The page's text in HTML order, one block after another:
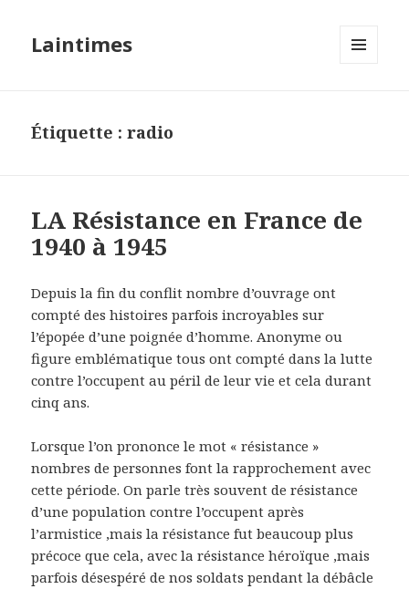
Laintimes
Étiquette :radio
LA Résistance en France de
1940 à 1945
Depuis la fin du conflit nombre d’ouvrage ont
compté des histoires parfois incroyables sur
l’épopée d’une poignée d’homme. Anonyme ou
figure emblématique tous ont compté dans la lutte
contre l’occupent au péril de leur vie et cela durant
cinq ans.
Lorsque l’on prononce le mot « résistance »
nombres de personnes font la rapprochement avec
cette période. On parle très souvent de résistance
d’une population contre l’occupent après
l’armistice ,mais la résistance fut beaucoup plus
précoce que cela, avec la résistance héroïque ,mais
parfois désespéré de nos soldats pendant la débâcle